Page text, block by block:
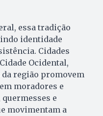
essa tradição
identidade
Cidades
Ocidental,
região promovem
moradores e
e
movimentam a